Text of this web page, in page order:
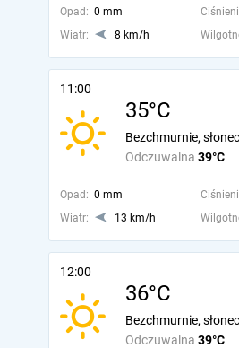
Opad: 0 mm
Wiatr:
8 km/h
11:00
35°C
Odczuwalna 39°C
Bezchmurnie,
Opad: 0 mm
Wiatr:
13 km/h
12:00
36°C
Odczuwalna 39°C
Bezchmurnie,